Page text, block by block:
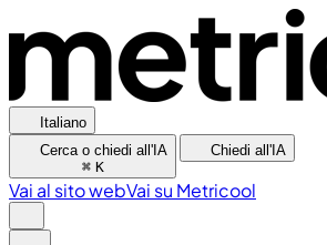
Italiano
Cerca o chiedi all'IA
⌘ K
Chiedi all'IA
Vai al sito webVai su Metricool